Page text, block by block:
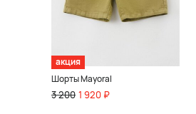
акция
Шорты Mayoral
3 200 1 920 ₽